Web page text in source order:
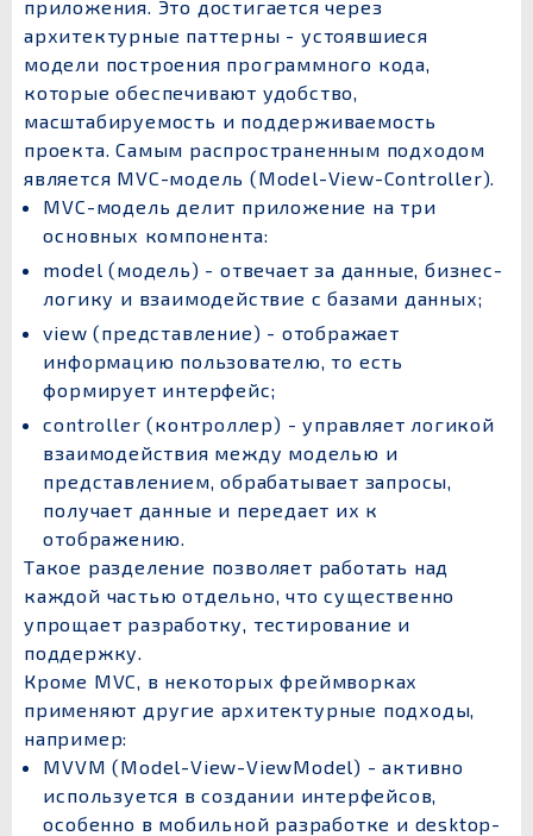
приложения. Это достигается через
архитектурные паттерны - устоявшиеся
модели построения программного кода,
которые обеспечивают удобство,
масштабируемость и поддерживаемость
проекта. Самым распространенным подходом
является MVC-модель (Model-View-Controller).
MVC-модель делит приложение на три
основных компонента:
model (модель) - отвечает за данные, бизнес-
логику и взаимодействие с базами данных;
view (представление) - отображает
информацию пользователю, то есть
формирует интерфейс;
controller (контроллер) - управляет логикой
взаимодействия между моделью и
представлением, обрабатывает запросы,
получает данные и передает их к
отображению.
Такое разделение позволяет работать над
каждой частью отдельно, что существенно
упрощает разработку, тестирование и
поддержку.
Кроме MVC, в некоторых фреймворках
применяют другие архитектурные подходы,
например:
MVVM (Model-View-ViewModel) - активно
используется в создании интерфейсов,
особенно в мобильной разработке и desktop-